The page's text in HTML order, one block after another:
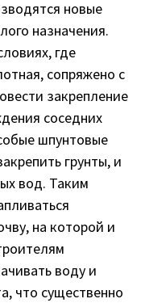
новые
назначения.
где
сопряжено с
закрепление
соседних
шпунтовые
грунты, и
вод. Таким
на которой и
воду и
что существенно